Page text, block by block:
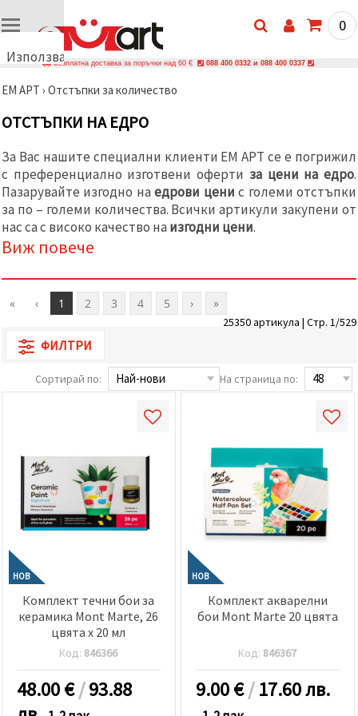
Използваме
🍪
бисквитки
за да
осигурим
правилната
работа на
сайта, да
подобрим
изживяване
анализираме
трафика и
показваме
по-
съдържание
и реклами,
за анализ
маркетинг.
Можеш да
съгласиш
използваме
всички
"бисквитки"
като
натиснеш
"Приеми
всички!"
"Настройки",
0
Безплатна доставка за поръчки над 60 € 088 400 0332 и 088 400 0337
ЕМ АРТ › Отстъпки за количество
ОТСТЪПКИ НА ЕДРО
За Вас нашите специални клиенти ЕМ АРТ се е погрижил
с преференциално изготвени оферти за цени на едро.
Пазарувайте изгодно наедрови цени с големи отстъпки
за по – големи количества. Всички артикули закупени от
нас са с високо качество на изгодни цени.
Виж повече
« ‹ 1 2 3 4 5 › »
25350 артикула | Стр. 1/529
ФИЛТРИ
Сортирай по: На страница по:
НОВ
Комплект течни бои за
керамика Mont Marte, 26
цвята x 20 мл
Код: 846366
48.00€/93.88
НОВ
Комплект акварелни
бои Mont Marte 20 цвята
Код: 846367
9.00€/17.60 лв.